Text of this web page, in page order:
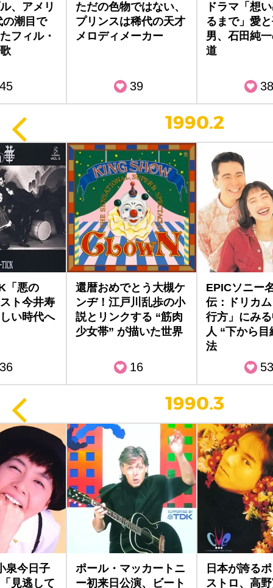
、アメリ
の潮目で
フィル・
45
ただの色物ではない、
プリンスは稀代の天才
メロディメーカー
39
ドラマ「想
るまで」愛
男、石田純
道
38
1990.2
「悪の
ト今井寿
い時代へ
36
還暦おめでとう大槻ケ
ンヂ！江戸川乱歩の小
説とリンクする “筋肉
少女帯” が描いた世界
16
EPICソニー
伝：ドリカ
行方」にみ
人 “下から目
法
53
1990.3
泉今日子
見逃して
ポール・マッカートニ
ー初来日公演、ビート
日本が誇る
ストロ、高